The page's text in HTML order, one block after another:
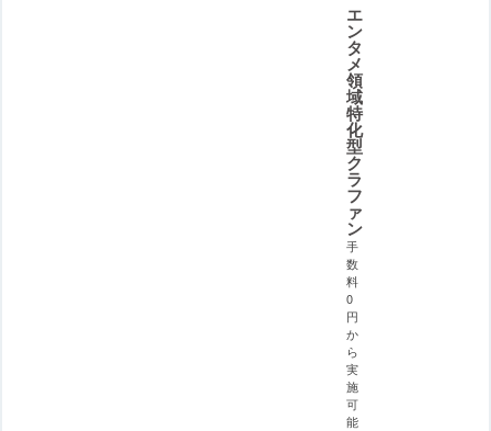
エ
ン
タ
メ
領
域
特
化
型
ク
ラ
フ
ァ
ン
手
数
料
0
円
か
ら
実
施
可
能